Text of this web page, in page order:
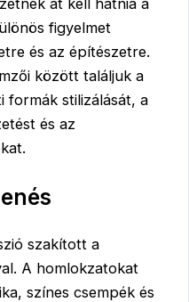
át kell hatnia a
figyelmet
és az építészetre.
között találjuk a
formák stilizálását, a
és az
szakított a
A homlokzatokat
színes csempék és